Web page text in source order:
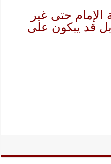
حتى غير
بل قد يبكون على